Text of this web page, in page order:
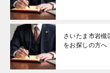
さいたま市岩槻
をお探しの方へ